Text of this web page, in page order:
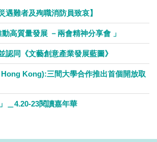
遇難者及殉職消防員致哀】
高質量發展 －兩會精神分享會 」
認同《文藝創意產業發展藍圖》
Kong):三間大學合作推出首個開放取
＿4.20-23閱讀嘉年華